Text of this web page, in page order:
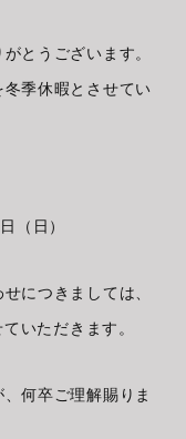
とうございます。
季休暇とさせてい
（日）
につきましては、
いただきます。
何卒ご理解賜りま